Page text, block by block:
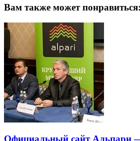
Вам также может понравиться:
Официальный сайт Альпари